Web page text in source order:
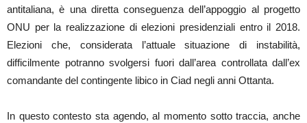
antitaliana, è una diretta conseguenza dell’appoggio al progetto
ONU per la realizzazione di elezioni presidenziali entro il 2018.
Elezioni che, considerata l’attuale situazione di instabilità,
difficilmente potranno svolgersi fuori dall’area controllata dall’ex
comandante del contingente libico in Ciad negli anni Ottanta.
In questo contesto sta agendo, al momento sotto traccia, anche